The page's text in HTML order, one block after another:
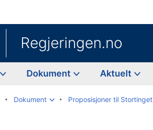
Regjeringen.no
Dokument Aktuelt
Dokument Proposisjoner til Stortinget